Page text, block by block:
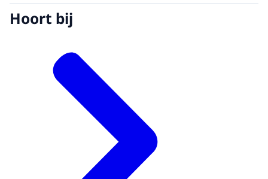
Hoort bij